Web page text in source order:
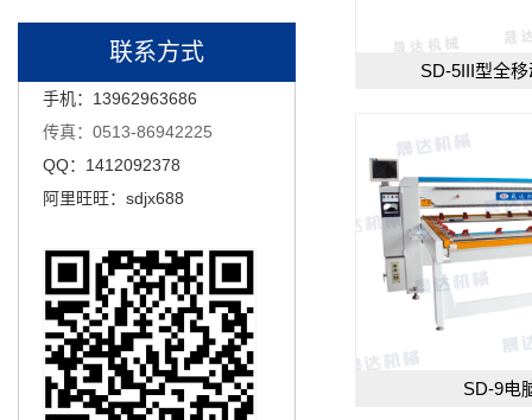
联系方式
手机：13962963686
传真：0513-86942225
QQ：1412092378
阿里旺旺：sdjx688
SD-5III型全
SD-9电